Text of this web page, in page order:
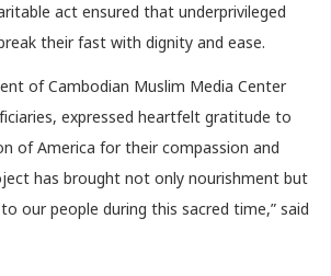
act ensured that underprivileged
their fast with dignity and ease.
of Cambodian Muslim Media Center
expressed heartfelt gratitude to
of America for their compassion and
has brought not only nourishment but
our people during this sacred time,” said